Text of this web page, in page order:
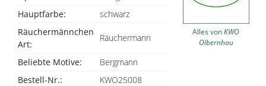
Hauptfarbe:
schwarz
Räuchermännchen
Art:
Räuchermann
Beliebte Motive:
Bergmann
Bestell-Nr.:
KWO25008
Alles vonKWO
Olbernhau